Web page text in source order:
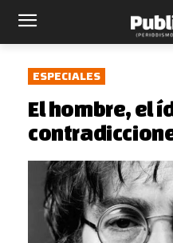
ESPECIALES
El hombre, el